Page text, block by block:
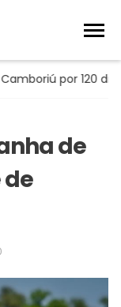
por 120 dias
de